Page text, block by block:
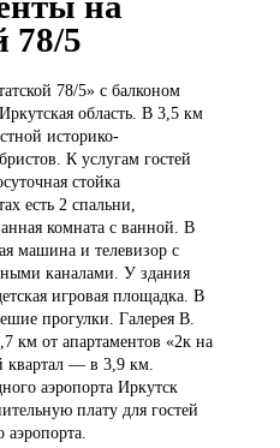
78/5
78/5» с балконом
область. В 3,5 км
историко-
К услугам гостей
стойка
есть 2 спальни,
комната с ванной. В
машина и телевизор с
каналами. У здания
игровая площадка. В
прогулки. Галерея В.
км от апартаментов «2к на
квартал — в 3,9 км.
аэропорта Иркутск
плату для гостей
аэропорта.